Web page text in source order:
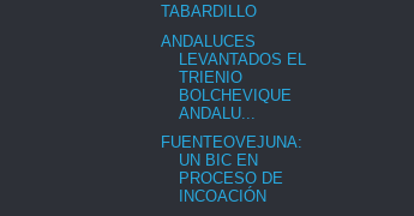
TABARDILLO
ANDALUCES
LEVANTADOS EL
TRIENIO
BOLCHEVIQUE
ANDALU...
FUENTEOVEJUNA:
UN BIC EN
PROCESO DE
INCOACIÓN